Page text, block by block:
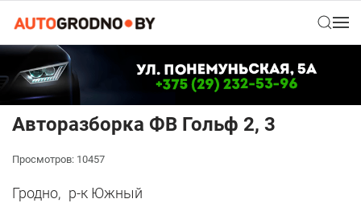
Авторазборка ФВ Гольф 2, 3
Просмотров: 10457
Гродно, р-к Южный